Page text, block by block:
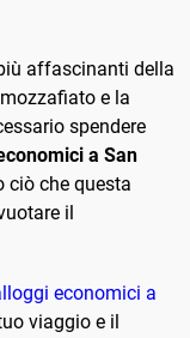
affascinanti della
e la
spendere
a San
ciò che questa
il
economici a
viaggio e il